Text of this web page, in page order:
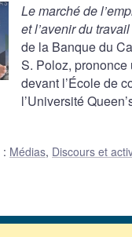
Le marché de
et l’avenir du travail
de la Banque du
S. Poloz, prononce
devant l’École de
l’Université
: Médias, Discours et